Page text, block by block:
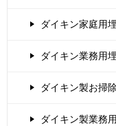
ダイキン家庭用
ダイキン業務用
ダイキン製お掃
ダイキン製業務